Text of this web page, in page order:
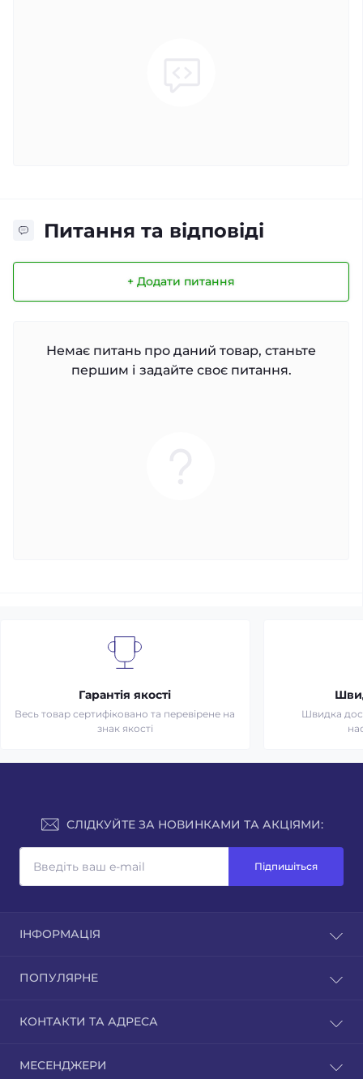
Питання та відповіді
+ Додати питання
Немає питань про даний товар, станьте
першим і задайте своє питання.
Гарантія якості
Весь товар сертифіковано та перевірене на
знак якості
Швидка
СЛІДКУЙТЕ ЗА НОВИНКАМИ ТА АКЦІЯМИ:
Підпишіться
ІНФОРМАЦІЯ
Зворотній зв'язок
Карта сайту
Акції
ПОПУЛЯРНЕ
Мотоблоки
Трактори
КОНТАКТИ ТА АДРЕСА
МЕСЕНДЖЕРИ